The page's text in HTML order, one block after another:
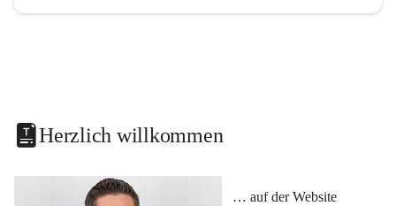
Herzlich willkommen
… auf der Website